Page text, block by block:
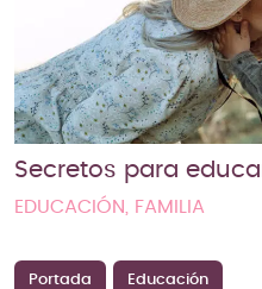
Secretos para
EDUCACIÓN, FAMILIA
Portada Educación